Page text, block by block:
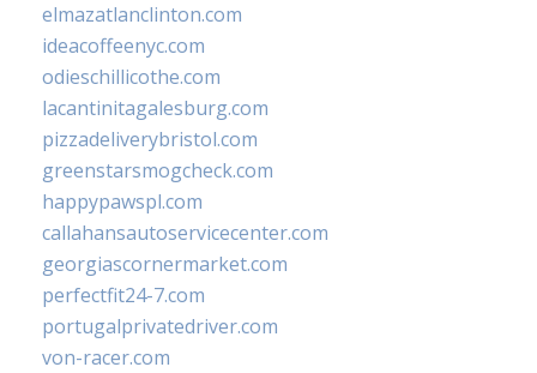
elmazatlanclinton.com
ideacoffeenyc.com
odieschillicothe.com
lacantinitagalesburg.com
pizzadeliverybristol.com
greenstarsmogcheck.com
happypawspl.com
callahansautoservicecenter.com
georgiascornermarket.com
perfectfit24-7.com
portugalprivatedriver.com
von-racer.com